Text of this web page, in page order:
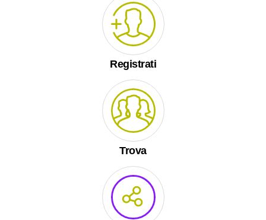
Registrati
Trova